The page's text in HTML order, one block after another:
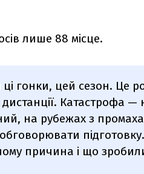
лише 88 місце.
гонки, цей сезон. Це
дистанції. Катастрофа
на рубежах з
причина і що